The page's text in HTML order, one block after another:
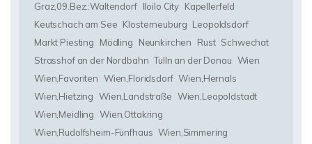
Graz,09.Bez.:Waltendorf Iloilo City Kapellerfeld
Keutschach am See Klosterneuburg Leopoldsdorf
Markt Piesting
Mödling Neunkirchen Rust Schwechat
Strasshof an der Nordbahn Tulln an der Donau Wien
Wien,Favoriten Wien,Floridsdorf Wien,Hernals
Wien,Hietzing Wien,Landstraße Wien,Leopoldstadt
Wien,Meidling Wien,Ottakring
Wien,Rudolfsheim-Fünfhaus Wien,Simmering